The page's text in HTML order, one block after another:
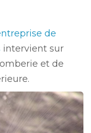
de
intervient sur
et de